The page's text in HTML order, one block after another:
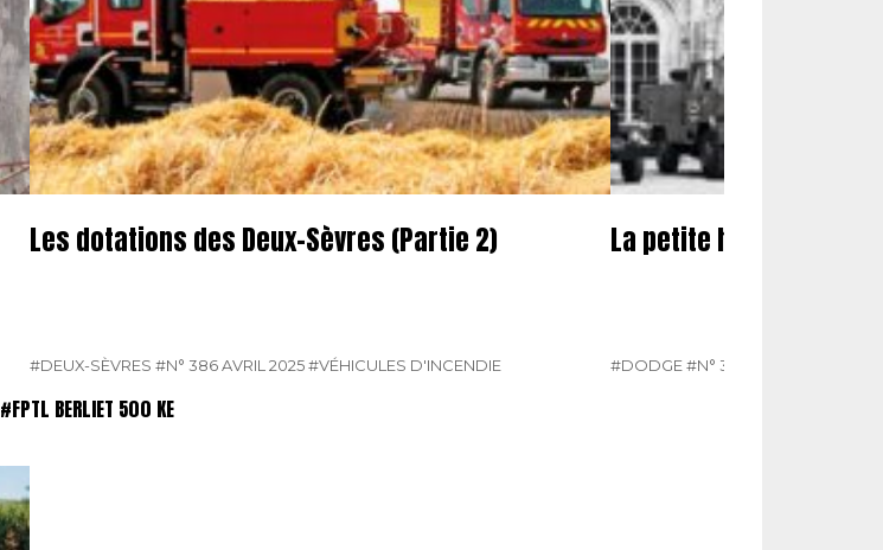
Les dotations des Deux-Sèvres (Partie 2)
#DEUX-SÈVRES #N° 386 AVRIL 2025#VÉHICULES D'INCENDIE
La petite histoire des
#DODGE#N° 387 MAI 2025
#FPTL BERLIET 500 KE